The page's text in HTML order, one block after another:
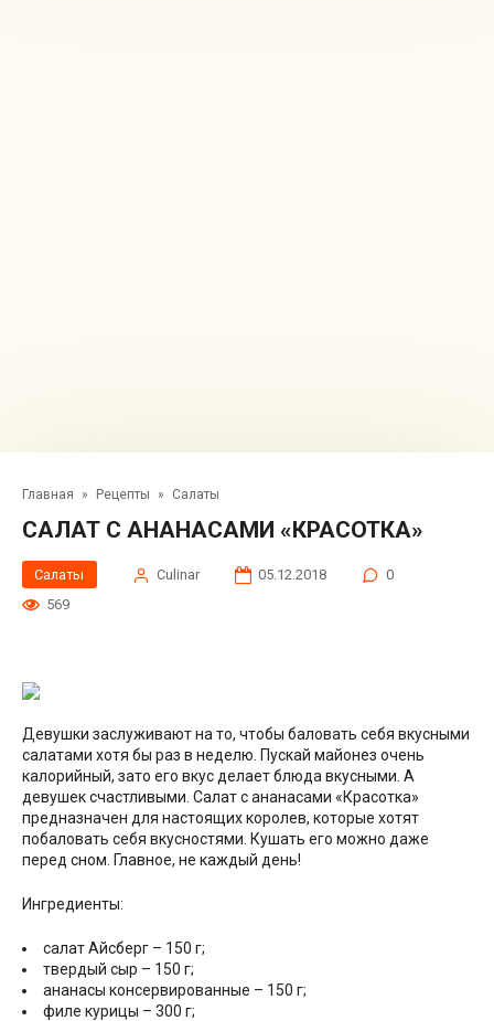
Главная » Рецепты » Салаты
САЛАТ С АНАНАСАМИ «КРАСОТКА»
Салаты Сulinar 05.12.2018
0
569
Девушки заслуживают на то, чтобы баловать себя вкусными
салатами хотя бы раз в неделю. Пускай майонез очень
калорийный, зато его вкус делает блюда вкусными. А
девушек счастливыми. Салат с ананасами «Красотка»
предназначен для настоящих королев, которые хотят
побаловать себя вкусностями. Кушать его можно даже
перед сном. Главное, не каждый день!
Ингредиенты:
салат Айсберг – 150 г;
твердый сыр – 150 г;
ананасы консервированные – 150 г;
филе курицы – 300 г;